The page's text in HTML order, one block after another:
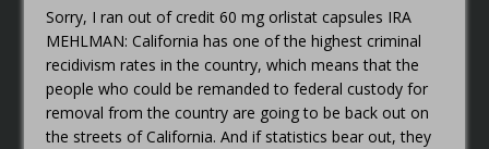
Sorry, I ran out of credit60 mg orlistat capsules IRA
MEHLMAN: California has one of the highest criminal
recidivism rates in the country, which means that the
people who could be remanded to federal custody for
removal from the country are going to be back out on
the streets of California. And if statistics bear out, they